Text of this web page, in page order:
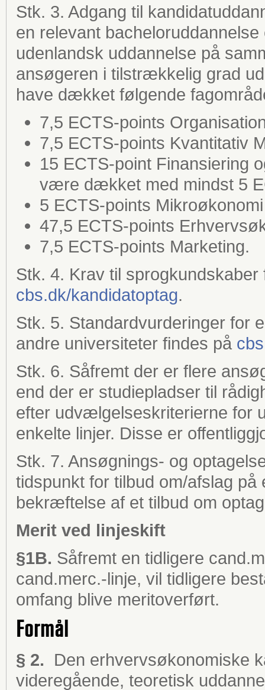
Stk. 3. Adgang til
en relevant
udenlandsk uddannelse på
ansøgeren i tilstrækkelig grad
have dækket følgende
7,5 ECTS-points
7,5 ECTS-points Kvantitativ
15 ECTS-point Finansiering
være dækket med mindst 5
5 ECTS-points Mikroøkonomi
47,5 ECTS-points
7,5 ECTS-points Marketing.
Stk. 4. Krav til sprogkundskaber
cbs.dk/kandidatoptag.
Stk. 5. Standardvurderinger for
andre universiteter findes på
Stk. 6. Såfremt der er flere
end der er studiepladser til
efter udvælgelseskriterierne for
enkelte linjer. Disse er
Stk. 7. Ansøgnings- og
tidspunkt for tilbud om/afslag
bekræftelse af et tilbud om
Merit ved linjeskift
§1B. Såfremt en tidligere
cand.merc.-linje, vil tidligere
omfang blive meritoverført.
Formål
§ 2.
Den erhvervsøkonomiske
videregående, teoretisk